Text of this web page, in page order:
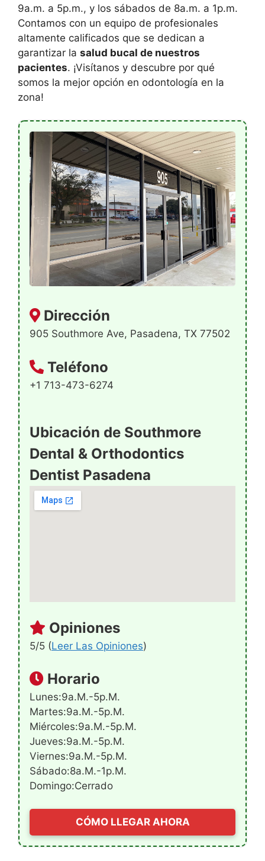
9a.m. a 5p.m., y los sábados de 8a.m. a 1p.m.
Contamos con un equipo de profesionales
altamente calificados que se dedican a
garantizar la salud bucal de nuestros
pacientes. ¡Visítanos y descubre por qué
somos la mejor opción en odontología en la
zona!
Dirección
905 Southmore Ave, Pasadena, TX 77502
Teléfono
+1 713-473-6274
Ubicación de Southmore
Dental & Orthodontics
Dentist Pasadena
Opiniones
5/5 (Leer Las Opiniones)
Horario
Lunes:9a.m.-5p.m.
Martes:9a.m.-5p.m.
Miércoles:9a.m.-5p.m.
Jueves:9a.m.-5p.m.
Viernes:9a.m.-5p.m.
Sábado:8a.m.-1p.m.
Domingo:Cerrado
CÓMO LLEGAR AHORA